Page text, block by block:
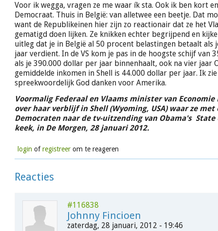
Voor ik wegga, vragen ze me waar ík sta. Ook ik ben kort
Democraat. Thuis in België: van alletwee een beetje. Dat
want de Republikeinen hier zijn zo reactionair dat ze het
gematigd doen lijken. Ze knikken echter begrijpend en
uitleg dat je in België al 50 procent belastingen betaalt als
jaar verdient. In de VS kom je pas in de hoogste schijf van
als je 390.000 dollar per jaar binnenhaalt, ook na vier jaar
gemiddelde inkomen in Shell is 44.000 dollar per jaar. Ik
spreekwoordelijk God danken voor Amerika.
Voormalig Federaal en Vlaams minister van
over haar verblijf in Shell (Wyoming, USA) waar ze met
Democraten naar de tv-uitzending van Obama's State
keek, in De Morgen, 28 januari 2012.
login ofregistreerom te reageren
Reacties
#116838
Johnny Fincioen
zaterdag, 28 januari, 2012 - 19:46